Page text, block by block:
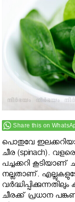
Share this on
പൊതുവേ
ചീര (spinach).
പച്ചക്കറി
നല്ലതാണ്.
ചീരക്ക് പ്രധാന